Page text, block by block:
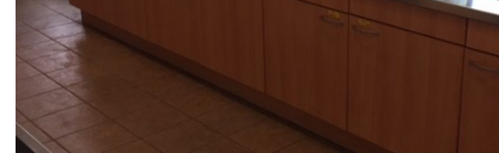
Foto voor de verbouwing